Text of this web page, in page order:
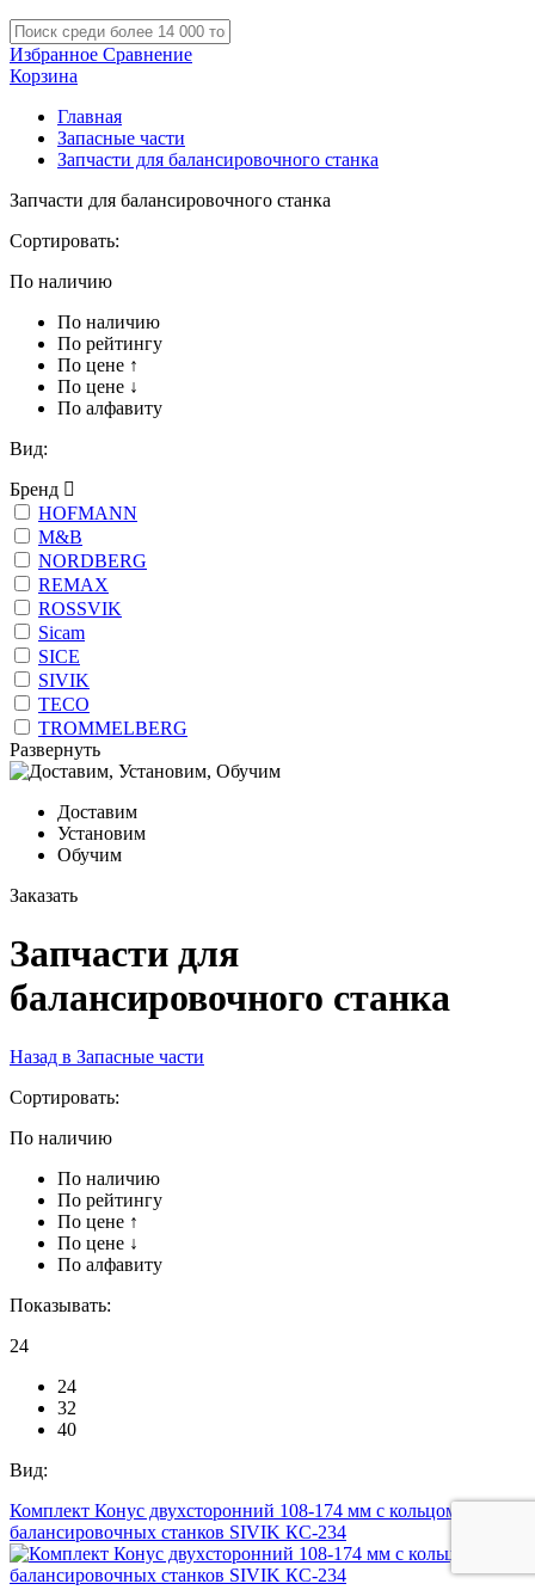
Избранное Сравнение
Корзина
Главная
Запасные части
Запчасти для балансировочного станка
Запчасти для балансировочного станка
Сортировать:
По наличию
По наличию
По рейтингу
По цене ↑
По цене ↓
По алфавиту
Вид:
Бренд
HOFMANN
M&B
NORDBERG
REMAX
ROSSVIK
Sicam
SICE
SIVIK
TECO
TROMMELBERG
Развернуть
Доставим
Установим
Обучим
Заказать
Запчасти для
балансировочного станка
Назад в Запасные части
Сортировать:
По наличию
По наличию
По рейтингу
По цене ↑
По цене ↓
По алфавиту
Показывать:
24
24
32
40
Вид:
Комплект Конус двухсторонний 108-174 мм с кольцом для
балансировочных станков SIVIK КС-234